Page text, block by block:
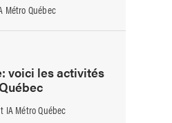
Métro Québec
voici les activités
IA Métro Québec